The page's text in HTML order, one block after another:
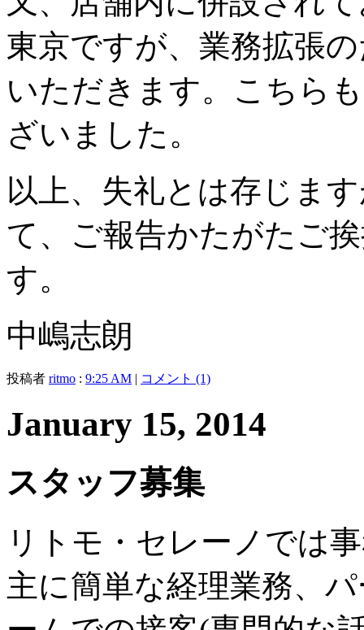
東京ですが、業務拡張
いただきます。こちら
ざいました。
以上、失礼とは存じま
て、ご報告かたがたご
す。
中嶋志朗
投稿者 ritmo : 9:25 AM | コメント (1)
January 15, 2014
スタッフ募集
リトモ・セレーノでは
主に簡単な経理業務、